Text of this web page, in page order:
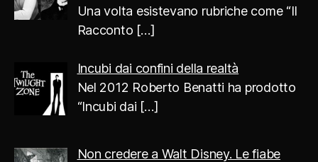
Una volta esistevano rubriche come “Il
Racconto […]
Incubi dai confini della realtà
Nel 2012 Roberto Benatti ha prodotto
“Incubi dai […]
Non credere a Walt Disney. Le fiabe